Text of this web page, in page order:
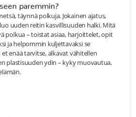
paremmin?
täynnä polkuja. Jokainen ajatus,
uuden reitin kasvillisuuden halki. Mitä
polkua – toistat asiaa, harjoittelet, opit
ja helpommin kuljettavaksi se
enää tarvitse, alkavat vähitellen
plastisuuden ydin – kyky muovautua,